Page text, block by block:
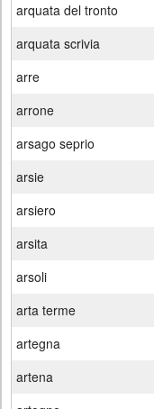
arquata del tronto
arquata scrivia
arre
arrone
arsago seprio
arsie
arsiero
arsita
arsoli
arta terme
artegna
artena